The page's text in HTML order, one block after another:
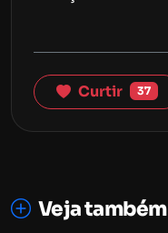
Curtir 37
Veja também